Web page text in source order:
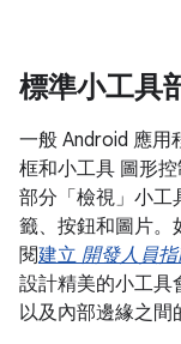
標準小工具
一般 Android 應用
框和小工具 圖形
部分「檢視」小工
籤、按鈕和圖片。
閱建立 開發人員
設計精美的小工具
以及內部邊緣之間